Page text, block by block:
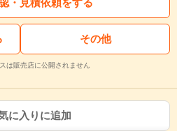
・見積依頼をする
その他
は販売店に公開されません
に入りに追加